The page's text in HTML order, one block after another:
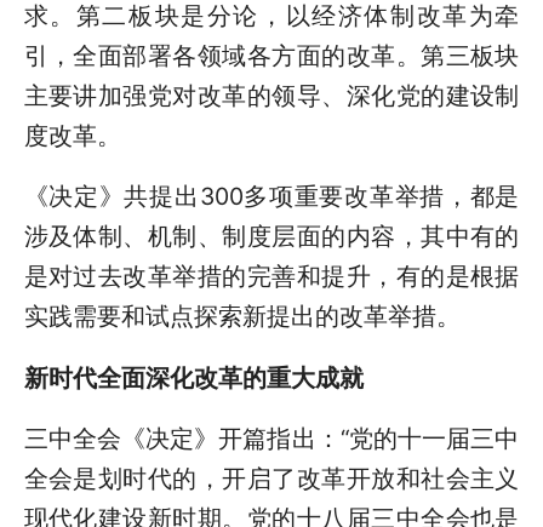
求。第二板块是分论，以经济体制改革为牵
引，全面部署各领域各方面的改革。第三板块
主要讲加强党对改革的领导、深化党的建设制
度改革。
《决定》共提出300多项重要改革举措，都是
涉及体制、机制、制度层面的内容，其中有的
是对过去改革举措的完善和提升，有的是根据
实践需要和试点探索新提出的改革举措。
新时代全面深化改革的重大成就
三中全会《决定》开篇指出：“党的十一届三中
全会是划时代的，开启了改革开放和社会主义
现代化建设新时期。党的十八届三中全会也是